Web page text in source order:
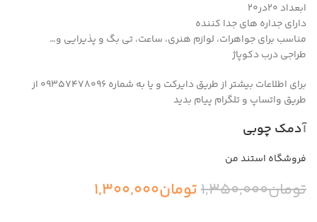
ابعداد ۲۰در۲۰
دارای جداره های جدا کننده
مناسب برای جواهرات، لوازم هنری، ساعت، تی بگ و پذیرایی و…
طراجی درب دکوپاژ
برای اطلاعات بیشتر از طریق دایرکت و یا به شماره 09357478096 از
طریق واتساپ و تلگرام پیام بدید
آدمک چوبی
فروشگاه استند من
تومان1,350,000تومان1,300,000